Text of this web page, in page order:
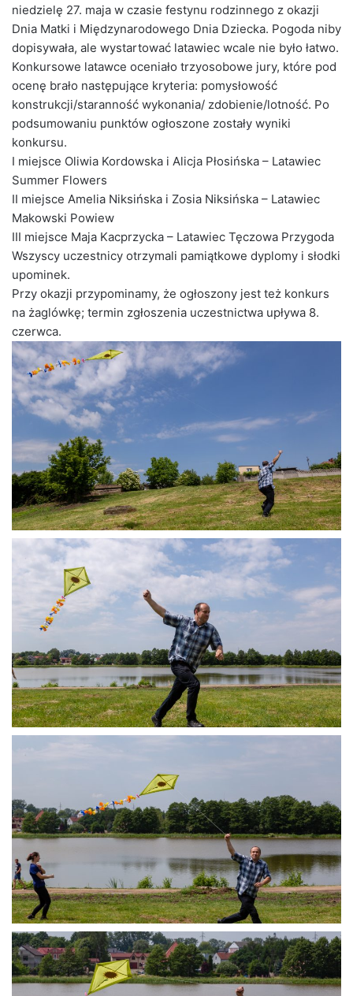
niedzielę 27. maja w czasie festynu rodzinnego z okazji
Dnia Matki i Międzynarodowego Dnia Dziecka. Pogoda niby
dopisywała, ale wystartować latawiec wcale nie było łatwo.
Konkursowe latawce oceniało trzyosobowe jury, które pod
ocenę brało następujące kryteria: pomysłowość
konstrukcji/staranność wykonania/ zdobienie/lotność. Po
podsumowaniu punktów ogłoszone zostały wyniki
konkursu.
I miejsce Oliwia Kordowska i Alicja Płosińska – Latawiec
Summer Flowers
II miejsce Amelia Niksińska i Zosia Niksińska – Latawiec
Makowski Powiew
III miejsce Maja Kacprzycka – Latawiec Tęczowa Przygoda
Wszyscy uczestnicy otrzymali pamiątkowe dyplomy i słodki
upominek.
Przy okazji przypominamy, że ogłoszony jest też konkurs
na żaglówkę; termin zgłoszenia uczestnictwa upływa 8.
czerwca.